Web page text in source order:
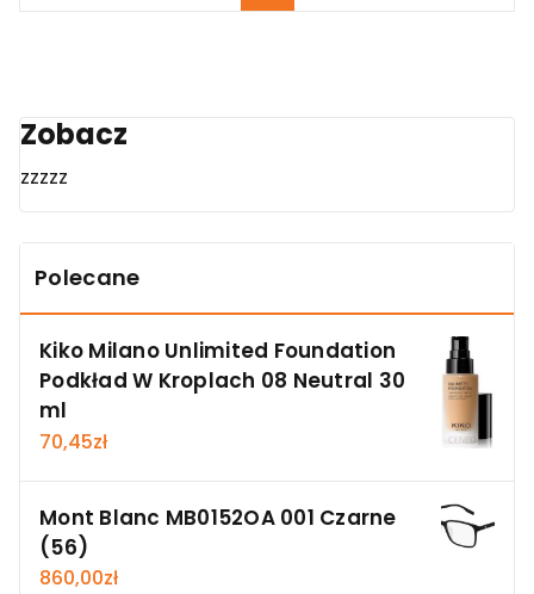
Zobacz
zzzzz
Polecane
Kiko Milano Unlimited Foundation
Podkład W Kroplach 08 Neutral 30
ml
70,45zł
Mont Blanc MB0152OA 001 Czarne
(56)
860,00zł